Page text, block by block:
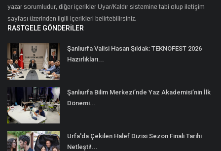
yazar sorumludur, diğer içerikler Uyar/Kaldır sistemine tabi olup iletişim
sayfası üzerinden ilgili içerikleri belirtebilirsiniz.
RASTGELE GÖNDERILER
Şanlıurfa Valisi Hasan Şıldak: TEKNOFEST 2026
Hazırlıkları...
Şanlıurfa Bilim Merkezi’nde Yaz Akademisi’nin İlk
Dönemi...
Urfa'da Çekilen Halef Dizisi Sezon Finali Tarihi
Netleşti!...